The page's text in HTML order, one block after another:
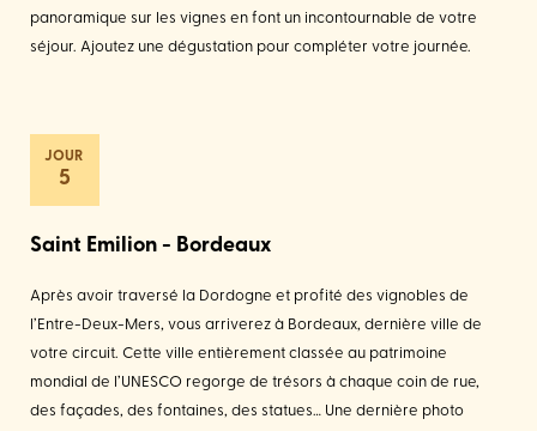
panoramique sur les vignes en font un incontournable de votre
séjour. Ajoutez une dégustation pour compléter votre journée.
5
Saint Emilion - Bordeaux
Après avoir traversé la Dordogne et profité des vignobles de
l’Entre-Deux-Mers, vous arriverez à Bordeaux, dernière ville de
votre circuit. Cette ville entièrement classée au patrimoine
mondial de l’UNESCO regorge de trésors à chaque coin de rue,
des façades, des fontaines, des statues… Une dernière photo